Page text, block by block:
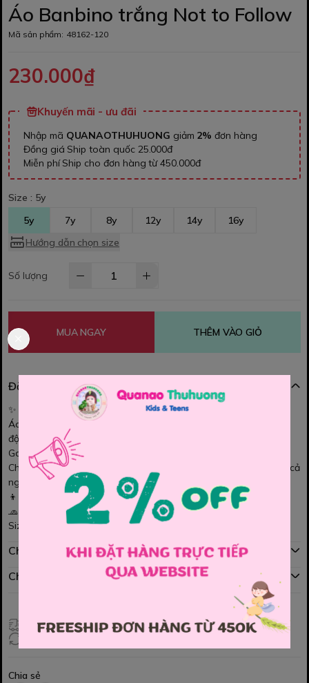
Áo Banbino trắng Not to Follow
Mã sản phẩm: 48162-120
230.000₫
Khuyến mãi - ưu đãi
Nhập mã QUANAOTHUHUONG giảm 2% đơn hàng
Đồng giá Ship toàn quốc 25.000đ
Miễn phí Ship cho đơn hàng từ 450.000đ
Size : 5y
5y
7y 8y 12y 14y
16y
Hướng dẫn chọn size
Số lượng
MUA NGAY THÊM VÀO GIỎ
Đặc điểm nổi bật
✨
Áo Banbino trắng “Not to Follow” – Bé trai
Áo thun trắng in chữ
động 😎
Gam trắng dễ phối quần jean, kaki hay short đều đẹp
Chất vải mềm mịn, thoáng mát, thấm hút mồ hôi tốt cho bé mặc cả
ngày
👦 Phù hợp đi học, đi chơi, dạo phố
🧢 Phong cách khỏe khoắn – hiện đại, chuẩn gu bé trai
Size : 120 , 130 , 140 , 150 , 160 , 170
Chính sách mua hàng
Chính sách đổi hàng
Giao hàng toàn quốc
Chia sẻ